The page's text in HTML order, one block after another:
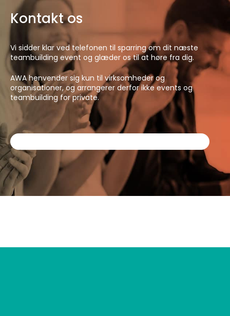
Kontakt os
Vi sidder klar ved telefonen til sparring om dit næste
teambuilding event og glæder os til at høre fra dig.
AWA henvender sig kun til virksomheder og
organisationer, og arrangerer derfor ikke events og
teambuilding for private.